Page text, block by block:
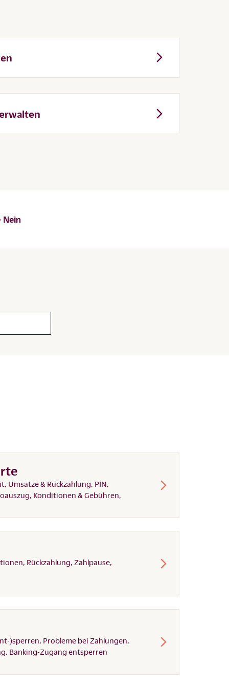
Nein
Umsätze & Rückzahlung, PIN,
Konditionen & Gebühren,
Rückzahlung, Zahlpause,
)sperren, Probleme bei Zahlungen,
Banking-Zugang entsperren